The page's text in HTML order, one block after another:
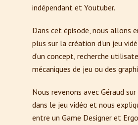
indépendant et Youtuber.
Dans cet épisode, nous allons
plus sur la création d’un jeu
d’un concept, recherche
mécaniques de jeu ou des
Nous revenons avec Géraud
dans le jeu vidéo et nous
entre un Game Designer et